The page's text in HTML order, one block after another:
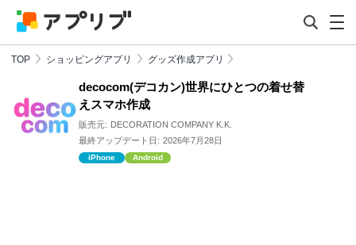
TOP ショッピングアプリ グッズ作成アプリ
decocom(デコカン)世界にひとつの着せ替
えスマホ作成
販売元: DECORATION COMPANY K.K.
最終アップデート日: 2026年7月28日
iPhone Android